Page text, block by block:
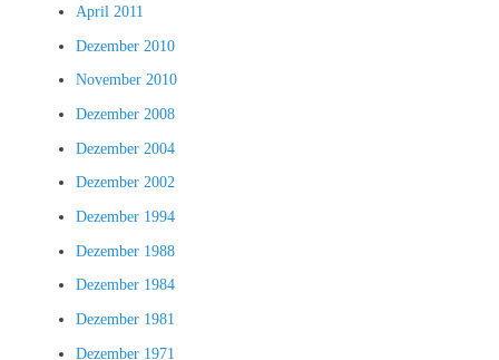
April 2011
Dezember 2010
November 2010
Dezember 2008
Dezember 2004
Dezember 2002
Dezember 1994
Dezember 1988
Dezember 1984
Dezember 1981
Dezember 1971